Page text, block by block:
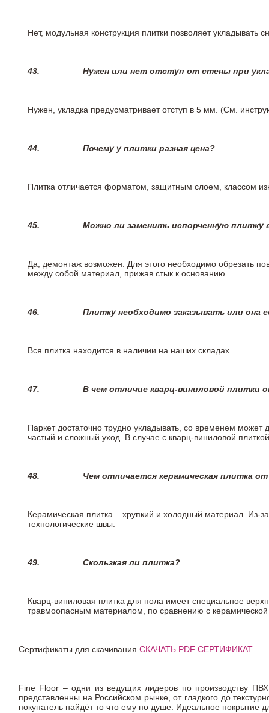
Нет, модульная конструкция плитки позволяет
43. Нужен или нет отступ от стены при
Нужен, укладка предусматривает отступ в 5 мм. (См.
44. Почему у плитки разная цена?
Плитка отличается форматом, защитным слоем, классом
45. Можно ли заменить испорченную плитку
Да, демонтаж возможен. Для этого необходимо обрезать
между собой материал, прижав стык к основанию.
46. Плитку необходимо заказывать или она
Вся плитка находится в наличии на наших складах.
47. В чем отличие кварц-виниловой плитки
Паркет достаточно трудно укладывать, со временем
частый и сложный уход. В случае с кварц-виниловой
48. Чем отличается керамическая плитка
Керамическая плитка – хрупкий и холодный материал. Из-
технологические швы.
49. Скользкая ли плитка?
Кварц-виниловая плитка для пола имеет специальное
травмоопасным материалом, по сравнению с
Сертификаты для скачивания СКАЧАТЬ PDF СЕРТИФИКАТ
Fine Floor – одни из ведущих лидеров по производству
представленны на Российском рынке, от гладкого до
покупатель найдёт то что ему по душе. Идеальное